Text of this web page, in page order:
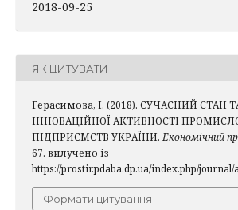
2018-09-25
ЯК ЦИТУВАТИ
Герасимова, І. (2018). СУЧАСНИЙ СТАН
ІННОВАЦІЙНОЇ АКТИВНОСТІ
ПІДПРИЄМСТВ УКРАЇНИ. Економічний
67. вилучено із
https://prostir.pdaba.dp.ua/index.php/
Формати цитування